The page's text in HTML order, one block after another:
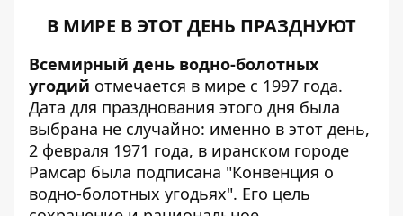
В МИРЕ В ЭТОТ ДЕНЬ ПРАЗДНУЮТ
Всемирный день водно-болотных
угодий отмечается в мире с 1997 года.
Дата для празднования этого дня была
выбрана не случайно: именно в этот день,
2 февраля 1971 года, в иранском городе
Рамсар была подписана "Конвенция о
водно-болотных угодьях". Его цель